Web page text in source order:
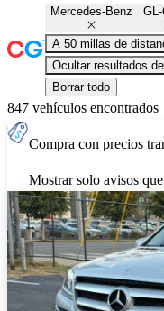
Mercedes-Benz
A 50 millas de
Ocultar resultados
Borrar todo
847 vehículos encontrados
Compra con precios
Mostrar solo avisos